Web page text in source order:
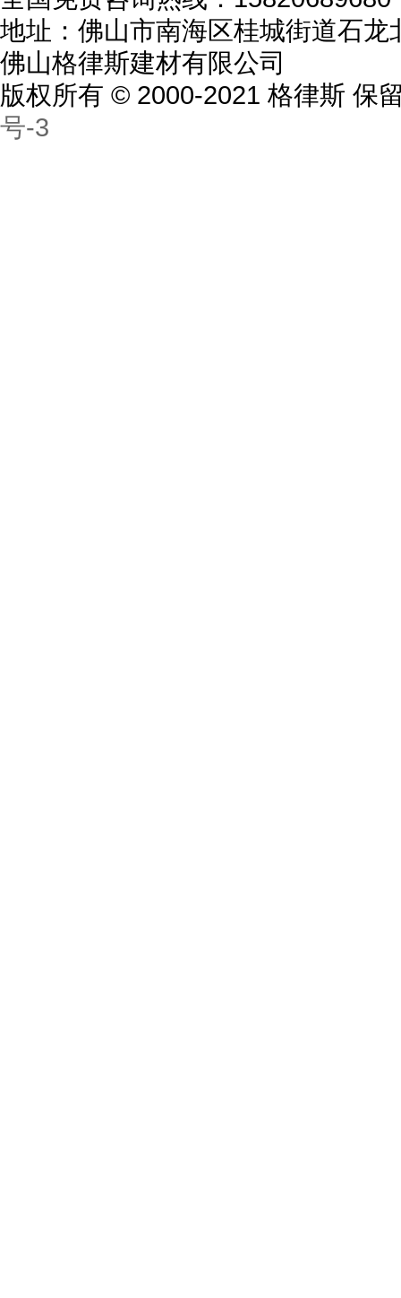
地址：佛山市南海区桂城街道石龙
佛山格律斯建材有限公司
版权所有 © 2000-2021 格律斯 保
号-3